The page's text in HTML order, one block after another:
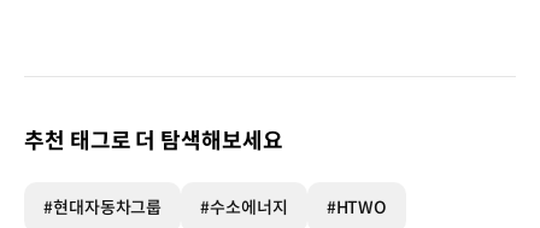
추천 태그로 더 탐색해보세요
#현대자동차그룹 #수소에너지 #HTWO